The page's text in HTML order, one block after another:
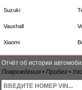
Suzuki
Vauxhall
Xiaomi
Отчёт об истории
Повреждения • Пробег •